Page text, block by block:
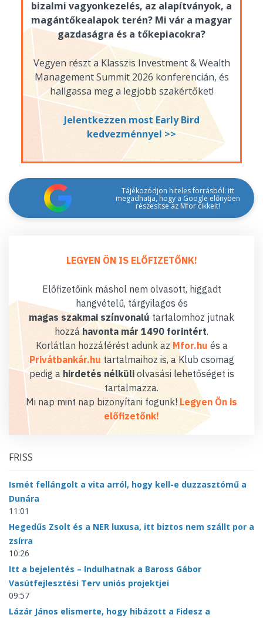
bizalmi vagyonkezelés, az alapítványok, a
magántőkealapok terén? Mi vár a magyar
gazdaságra és a tőkepiacokra?
Vegyen részt a Klasszis Investment & Wealth
Management Summit 2026 konferencián, és
hallgassa meg a legjobb szakértőket!
Jelentkezzen most Early Bird
kedvezménnyel >>
Tájékozódjon hiteles forrásból: itt
megadhatja, hogy a Google előnyben
részesítse az Mfor cikkeit!
LEGYEN ÖN IS ELŐFIZETŐNK!
Előfizetőink máshol nem olvasott, higgadt
hangvételű, tárgyilagos és
magas szakmai színvonalú tartalomhoz jutnak
hozzáhavonta már 1490 forintért.
Korlátlan hozzáférést adunk az Mfor.hu és a
Privátbankár.hu tartalmaihoz is, a Klub csomag
pedig a hirdetés nélküliolvasási lehetőséget is
tartalmazza.
Mi nap mint nap bizonyítani fogunk! Legyen Ön is
előfizetőnk!
FRISS
Ismét fellángolt a vita arról, hogy kell-e duzzasztómű a
Dunára
11:01
Hegedűs Zsolt és a NER luxusa, itt biztos nem szállt por a
zsírra
10:26
Itt a bejelentés – Indulhatnak a Baross Gábor
Vasútfejlesztési Terv uniós projektjei
09:57
Lázár János elismerte, hogy hibázott a Fidesz a